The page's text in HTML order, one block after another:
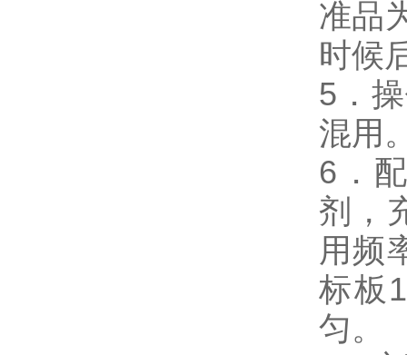
准品
时候
5．
混用
6．
剂，
用频
标板
匀。